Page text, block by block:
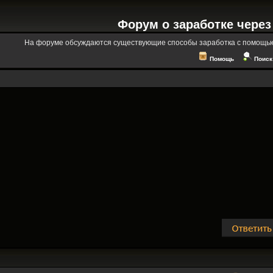
Форум о заработке
На форуме обсуждаются существующие способы заработка с
Помощь Поиск